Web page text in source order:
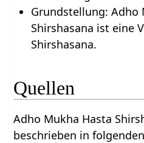
Grundstellung: Adho
Shirshasana ist eine
Shirshasana.
Quellen
Adho Mukha Hasta
beschrieben in folgenden